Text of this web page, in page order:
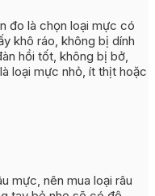
đo là chọn loại mực có
khô ráo, không bị dính
hồi tốt, không bị bở,
loại mực nhỏ, ít thịt hoặc
mực, nên mua loại râu